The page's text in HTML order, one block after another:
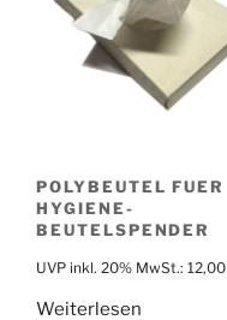
POLYBEUTEL FUER
HYGIENE-
BEUTELSPENDER
UVP inkl. 20% MwSt.: 12,00
Weiterlesen